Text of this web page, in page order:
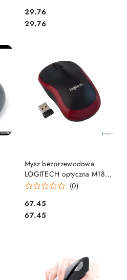
Cena:
29.76
Cena:
29.76
Mysz bezprzewodowa
LOGITECH optyczna M185
czarno-czerwona 910-
(0)
Cena:
67.45
Cena:
67.45
DO KOSZYKA